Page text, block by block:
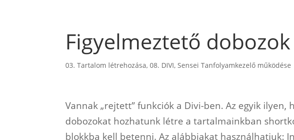
Figyelmeztető
03. Tartalom létrehozása,08. DIVI,Sensei Tanfolyamkezelő működése
Vannak „rejtett” funkciók a Divi-ben. Az egyik ilyen,
dobozokat hozhatunk létre a tartalmainkban
blokkba kell betenni. Az alábbiakat használhatjuk: